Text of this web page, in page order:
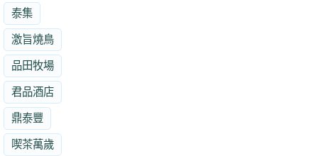
泰集
激旨燒鳥
品田牧場
君品酒店
鼎泰豐
喫茶萬歲